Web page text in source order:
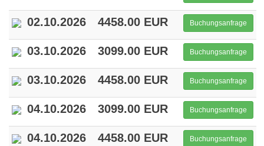
02.10.2026 4458.00 EUR Buchungsanfrage
03.10.2026 3099.00 EUR Buchungsanfrage
03.10.2026 4458.00 EUR Buchungsanfrage
04.10.2026 3099.00 EUR Buchungsanfrage
04.10.2026 4458.00 EUR Buchungsanfrage